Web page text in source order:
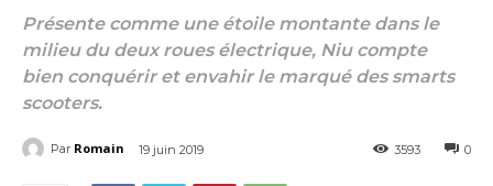
Présente comme une étoile montante dans le
milieu du deux roues électrique, Niu compte
bien conquérir et envahir le marqué des smarts
scooters.
Par Romain 19 juin 2019 0
3593